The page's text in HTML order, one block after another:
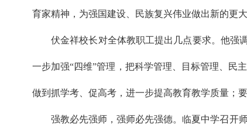
育家精神，为强国建设、民族复兴伟业做出新的更大
伏金祥校长对全体教职工提出几点要求。他强
一步加强“四维”管理，把科学管理、目标管理、民
做到抓学考、促高考，进一步提高教育教学质量；
强教必先强师，强师必先强德。临夏中学召开